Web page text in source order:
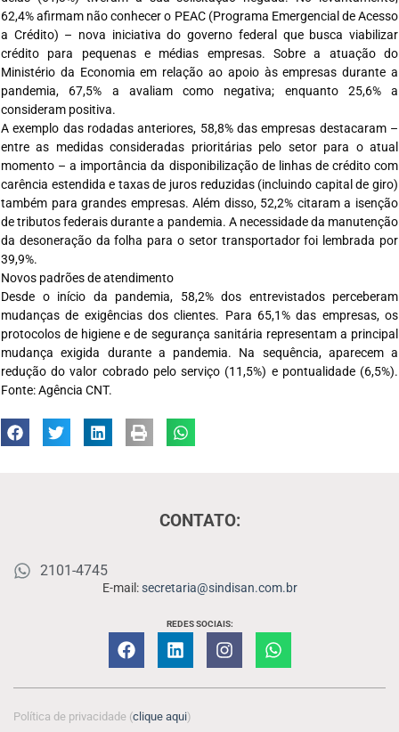
62,4% afirmam não conhecer o PEAC (Programa Emergencial de Acesso
a Crédito) – nova iniciativa do governo federal que busca viabilizar
crédito para pequenas e médias empresas. Sobre a atuação do
Ministério da Economia em relação ao apoio às empresas durante a
pandemia, 67,5% a avaliam como negativa; enquanto 25,6% a
consideram positiva.
A exemplo das rodadas anteriores, 58,8% das empresas destacaram –
entre as medidas consideradas prioritárias pelo setor para o atual
momento – a importância da disponibilização de linhas de crédito com
carência estendida e taxas de juros reduzidas (incluindo capital de giro)
também para grandes empresas. Além disso, 52,2% citaram a isenção
de tributos federais durante a pandemia. A necessidade da manutenção
da desoneração da folha para o setor transportador foi lembrada por
39,9%.
Novos padrões de atendimento
Desde o início da pandemia, 58,2% dos entrevistados perceberam
mudanças de exigências dos clientes. Para 65,1% das empresas, os
protocolos de higiene e de segurança sanitária representam a principal
mudança exigida durante a pandemia. Na sequência, aparecem a
redução do valor cobrado pelo serviço (11,5%) e pontualidade (6,5%).
Fonte: Agência CNT.
CONTATO:
2101-4745
E-mail:secretaria@sindisan.com.br
REDES SOCIAIS:
Política de privacidade (clique aqui)